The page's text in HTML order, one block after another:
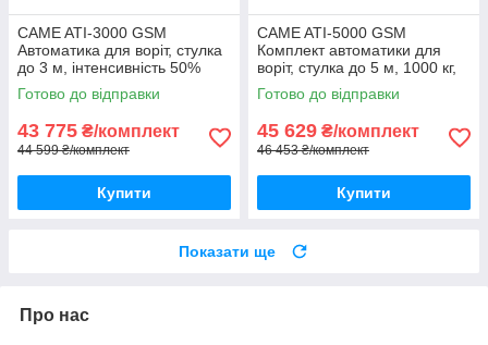
CAME ATI-3000 GSM
Автоматика для воріт, стулка
до 3 м, інтенсивність 50%
Готово до відправки
43 775 ₴/комплект
44 599 ₴/комплект
Купити
CAME ATI-5000 GSM
Комплект автоматики для
воріт, стулка до 5 м, 1000 кг,
інтенсивність 50%
Готово до відправки
45 629 ₴/комплект
46 453 ₴/комплект
Купити
Показати ще
Про нас